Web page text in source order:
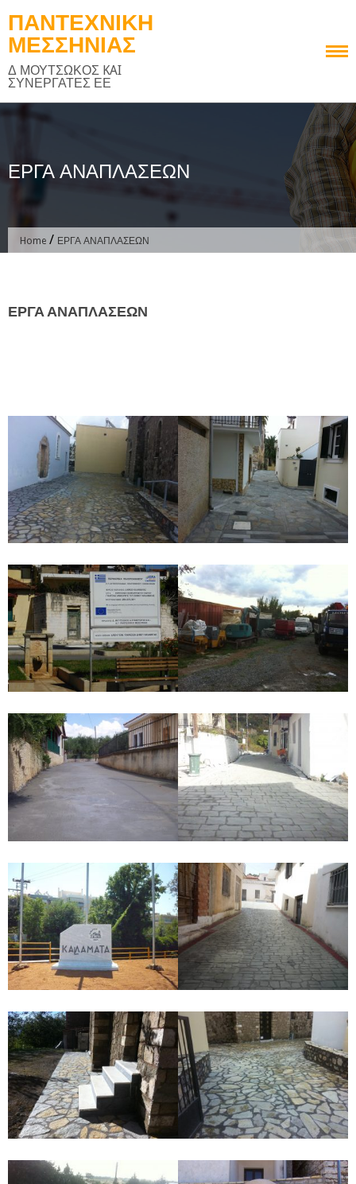
to
content
ΠΑΝΤΕΧΝΙΚΗ
ΜΕΣΣΗΝΙΑΣ
Δ ΜΟΥΤΣΩΚΟΣ KAI
ΣΥΝΕΡΓΑΤΕΣ ΕΕ
ΕΡΓΑ ΑΝΑΠΛΑΣΕΩΝ
Home / ΕΡΓΑ ΑΝΑΠΛΑΣΕΩΝ
ΕΡΓΑ ΑΝΑΠΛΑΣΕΩΝ